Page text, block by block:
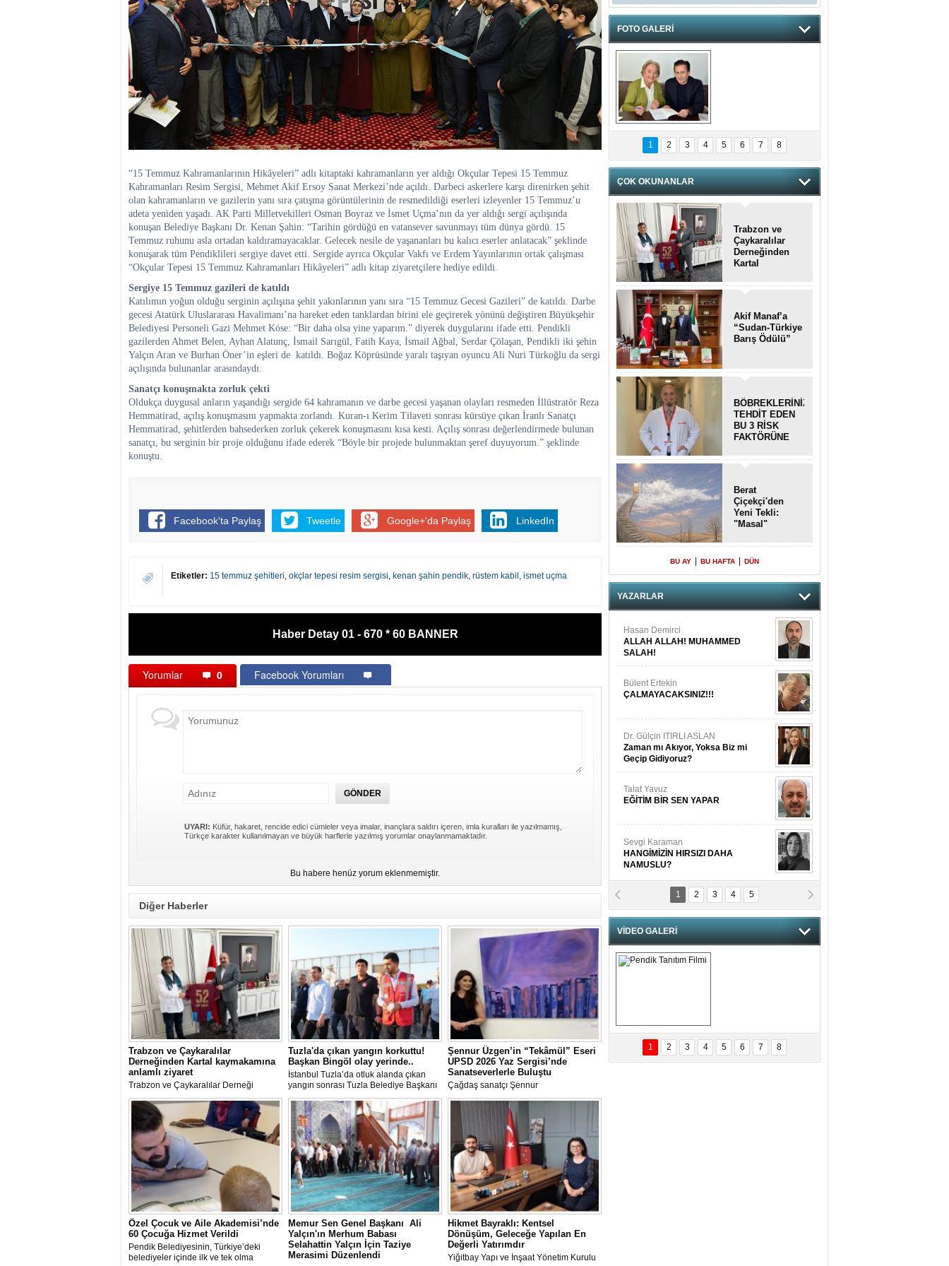
“15 Temmuz Kahramanlarının Hikâyeleri” adlı kitaptaki kahramanların yer aldığı Okçular Tepesi 15 Temmuz
Kahramanları Resim Sergisi, Mehmet Akif Ersoy Sanat Merkezi’nde açıldı. Darbeci askerlere karşı direnirken şehit
olan kahramanların ve gazilerin yanı sıra çatışma görüntülerinin de resmedildiği eserleri izleyenler 15 Temmuz’u
adeta yeniden yaşadı. AK Parti Milletvekilleri Osman Boyraz ve İsmet Uçma’nın da yer aldığı sergi açılışında
konuşan Belediye Başkanı Dr. Kenan Şahin: “Tarihin gördüğü en vatansever savunmayı tüm dünya gördü. 15
Temmuz ruhunu asla ortadan kaldıramayacaklar. Gelecek nesile de yaşananları bu kalıcı eserler anlatacak” şeklinde
konuşarak tüm Pendiklileri sergiye davet etti. Sergide ayrıca Okçular Vakfı ve Erdem Yayınlarının ortak çalışması
“Okçular Tepesi 15 Temmuz Kahramanları Hikâyeleri” adlı kitap ziyaretçilere hediye edildi.
Sergiye 15 Temmuz gazileri de katıldı
Katılımın yoğun olduğu serginin açılışına şehit yakınlarının yanı sıra “15 Temmuz Gecesi Gazileri” de katıldı. Darbe
gecesi Atatürk Uluslararası Havalimanı’na hareket eden tanklardan birini ele geçirerek yönünü değiştiren Büyükşehir
Belediyesi Personeli Gazi Mehmet Köse: “Bir daha olsa yine yaparım.” diyerek duygularını ifade etti. Pendikli
gazilerden Ahmet Belen, Ayhan Alatunç, İsmail Sarıgül, Fatih Kaya, İsmail Ağbal, Serdar Çölaşan, Pendikli iki şehin
Yalçın Aran ve Burhan Öner’in eşleri de katıldı. Boğaz Köprüsünde yaralı taşıyan oyuncu Ali Nuri Türkoğlu da sergi
açılışında bulunanlar arasındaydı.
Sanatçı konuşmakta zorluk çekti
Oldukça duygusal anların yaşandığı sergide 64 kahramanın ve darbe gecesi yaşanan olayları resmeden İllüstratör Reza
Hemmatirad, açılış konuşmasını yapmakta zorlandı. Kuran-ı Kerim Tilaveti sonrası kürsüye çıkan İranlı Sanatçı
Hemmatirad, şehitlerden bahsederken zorluk çekerek konuşmasını kısa kesti. Açılış sonrası değerlendirmede bulunan
sanatçı, bu serginin bir proje olduğunu ifade ederek “Böyle bir projede bulunmaktan şeref duyuyorum.” şeklinde
konuştu.
Facebook'ta Paylaş Tweetle Google+'da Paylaş LinkedIn
Etiketler: 15 temmuz şehitleri, okçlar tepesi resim sergisi, kenan şahin pendik, rüstem kabil , ismet uçma
Haber Detay 01 - 670 * 60 BANNER
Yorumlar 0 Facebook Yorumları
UYARI: Küfür, hakaret, rencide edici cümleler veya imalar, inançlara saldırı içeren, imla kuralları ile yazılmamış,
Türkçe karakter kullanılmayan ve büyük harflerle yazılmış yorumlar onaylanmamaktadır.
Bu habere henüz yorum eklenmemiştir.
Diğer Haberler
Trabzon ve Çaykaralılar
Derneğinden Kartal kaymakamına
anlamlı ziyaret
Trabzon ve Çaykaralılar Derneği
yönetim kurulu Kartal Kaymakamı Edip
Çakıcı'yı ziyaret etti.
Tuzla'da çıkan yangın korkuttu!
Başkan Bingöl olay yerinde..
İstanbul Tuzla’da otluk alanda çıkan
yangın sonrası Tuzla Belediye Başkanı
Av. Eren Ali Bingöl de bölgeye giderek
incelemelerde bulundu.
Şennur Üzgen’in “Tekâmül” Eseri
UPSD 2026 Yaz Sergisi’nde
Sanatseverlerle Buluştu
Çağdaş sanatçı Şennur
Üzgen’in Tekâmül adlı eseri,
Uluslararası Plastik Sanatlar Derneği
(UPSD) tarafından düzenlenen 2026
Yaz Sergisi’nde sanatseverlerle buluştu.
Özel Çocuk ve Aile Akademisi’nde
60 Çocuğa Hizmet Verildi
Pendik Belediyesinin, Türkiye’deki
belediyeler içinde ilk ve tek olma
Memur Sen Genel Başkanı Ali
Yalçın'ın Merhum Babası
Selahattin Yalçın İçin Taziye
Merasimi Düzenlendi
Hikmet Bayraklı: Kentsel
Dönüşüm, Geleceğe Yapılan En
Değerli Yatırımdır
Yiğitbay Yapı ve İnşaat Yönetim Kurulu
FOTO GALERİ
hnzzzna
1 2 3 4 5 6 7 8
ÇOK OKUNANLAR
Trabzon ve
Çaykaralılar
Derneğinden
Kartal
anlamlı ziyaret
Akif Manaf’a
“Sudan-Türkiye
Barış Ödülü”
BÖBREKLERİNİZİ
TEHDİT EDEN
BU 3 RİSK
FAKTÖRÜNE
Berat
Çiçekçi'den
Yeni Tekli:
"Masal"
BU AY BU HAFTA DÜN
YAZARLAR
Hasan Demirci
ALLAH ALLAH! MUHAMMED
SALAH!
Bülent Ertekin
ÇALMAYACAKSINIZ!!!
Dr. Gülçin ITIRLI ASLAN
Zaman mı Akıyor, Yoksa Biz mi
Geçip Gidiyoruz?
Talat Yavuz
EĞİTİM BİR SEN YAPAR
Sevgi Karaman
HANGİMİZİN HIRSIZI DAHA
NAMUSLU?
Prof. Dr. Cahit Kurbanoğlu
Fatma Saçak Akbulut
SANAL KERHANE!
Abbas Levent Ertekin
Sanal Medyanın Dijital Savaş Alanı
1 2 3 4 5
VİDEO GALERİ
Pendik Tanıtım
Filmi
1 2 3 4 5 6 7 8